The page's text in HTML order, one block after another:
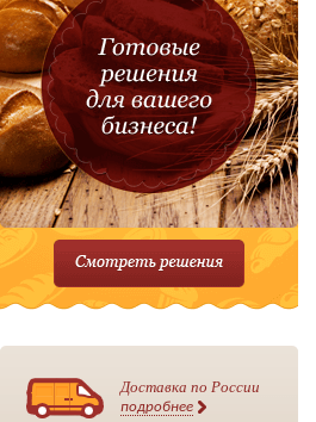
Доставка по России
подробнее